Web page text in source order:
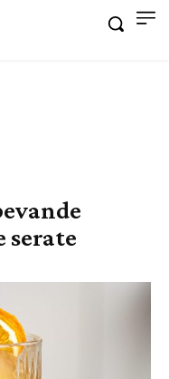
serate